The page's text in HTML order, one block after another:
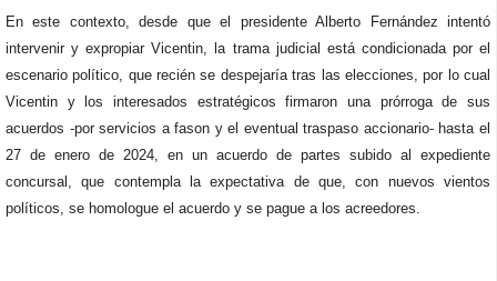
En este contexto, desde que el presidente Alberto Fernández intentó
intervenir y expropiar Vicentin, la trama judicial está condicionada por el
escenario político, que recién se despejaría tras las elecciones, por lo cual
Vicentin y los interesados estratégicos firmaron una prórroga de sus
acuerdos -por servicios a fason y el eventual traspaso accionario- hasta el
27 de enero de 2024, en un acuerdo de partes subido al expediente
concursal, que contempla la expectativa de que, con nuevos vientos
políticos, se homologue el acuerdo y se pague a los acreedores.